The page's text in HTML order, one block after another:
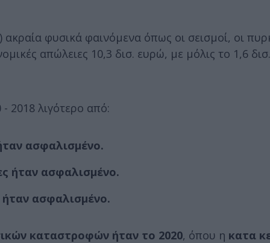
φυσικά φαινόμενα όπως οι σεισμοί, οι
απώλειες 10,3 δισ. ευρώ, με μόλις το 1,6
2018 λιγότερο από:
ασφαλισμένο.
ήταν ασφαλισμένο.
ασφαλισμένο.
καταστροφών ήταν το 2020, όπου η κατα